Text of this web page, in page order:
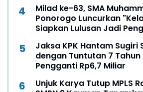
Milad ke-63, SMA
Ponorogo Luncurkan
Siapkan Lulusan Jadi
Jaksa KPK Hantam Sugiri
dengan Tuntutan 7 Tahun
Pengganti Rp6,7 Miliar
Unjuk Karya Tutup MPLS